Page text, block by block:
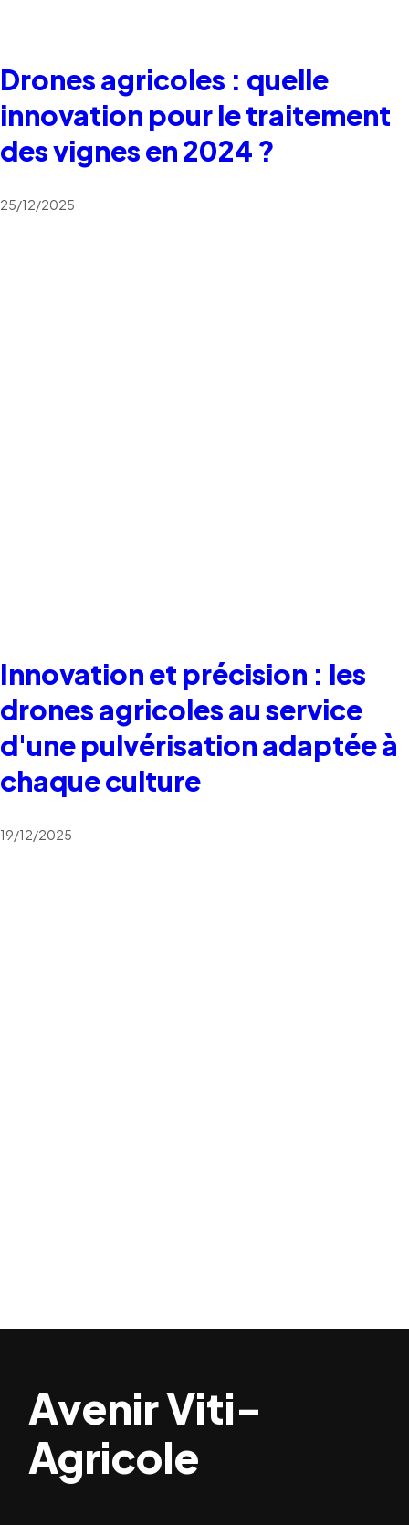
Drones agricoles : quelle
innovation pour le traitement
des vignes en 2024 ?
25/12/2025
Innovation et précision : les
drones agricoles au service
d'une pulvérisation adaptée à
chaque culture
19/12/2025
Avenir Viti-
Agricole